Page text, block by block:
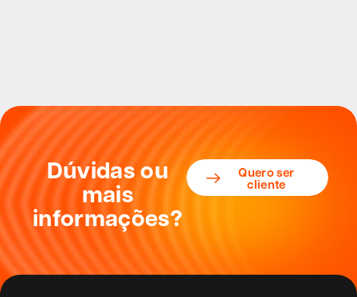
Dúvidas ou
mais
informações?
Quero ser
cliente